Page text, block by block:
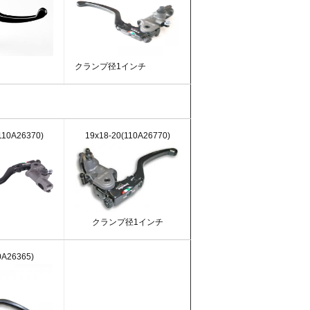
クランプ径1インチ
19x18-20(110A26770)
クランプ径1インチ